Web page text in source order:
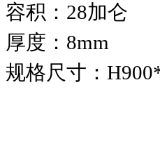
容积：28
厚度：
规格尺寸：